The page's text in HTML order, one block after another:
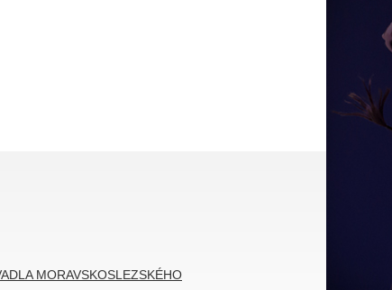
MORAVSKOSLEZSKÉHO